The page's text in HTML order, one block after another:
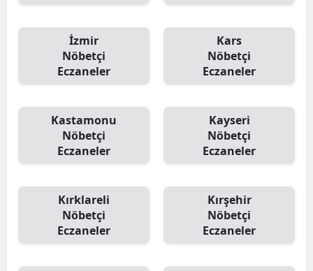
İzmir
Nöbetçi
Eczaneler
Kars
Nöbetçi
Eczaneler
Kastamonu
Nöbetçi
Eczaneler
Kayseri
Nöbetçi
Eczaneler
Kırklareli
Nöbetçi
Eczaneler
Kırşehir
Nöbetçi
Eczaneler